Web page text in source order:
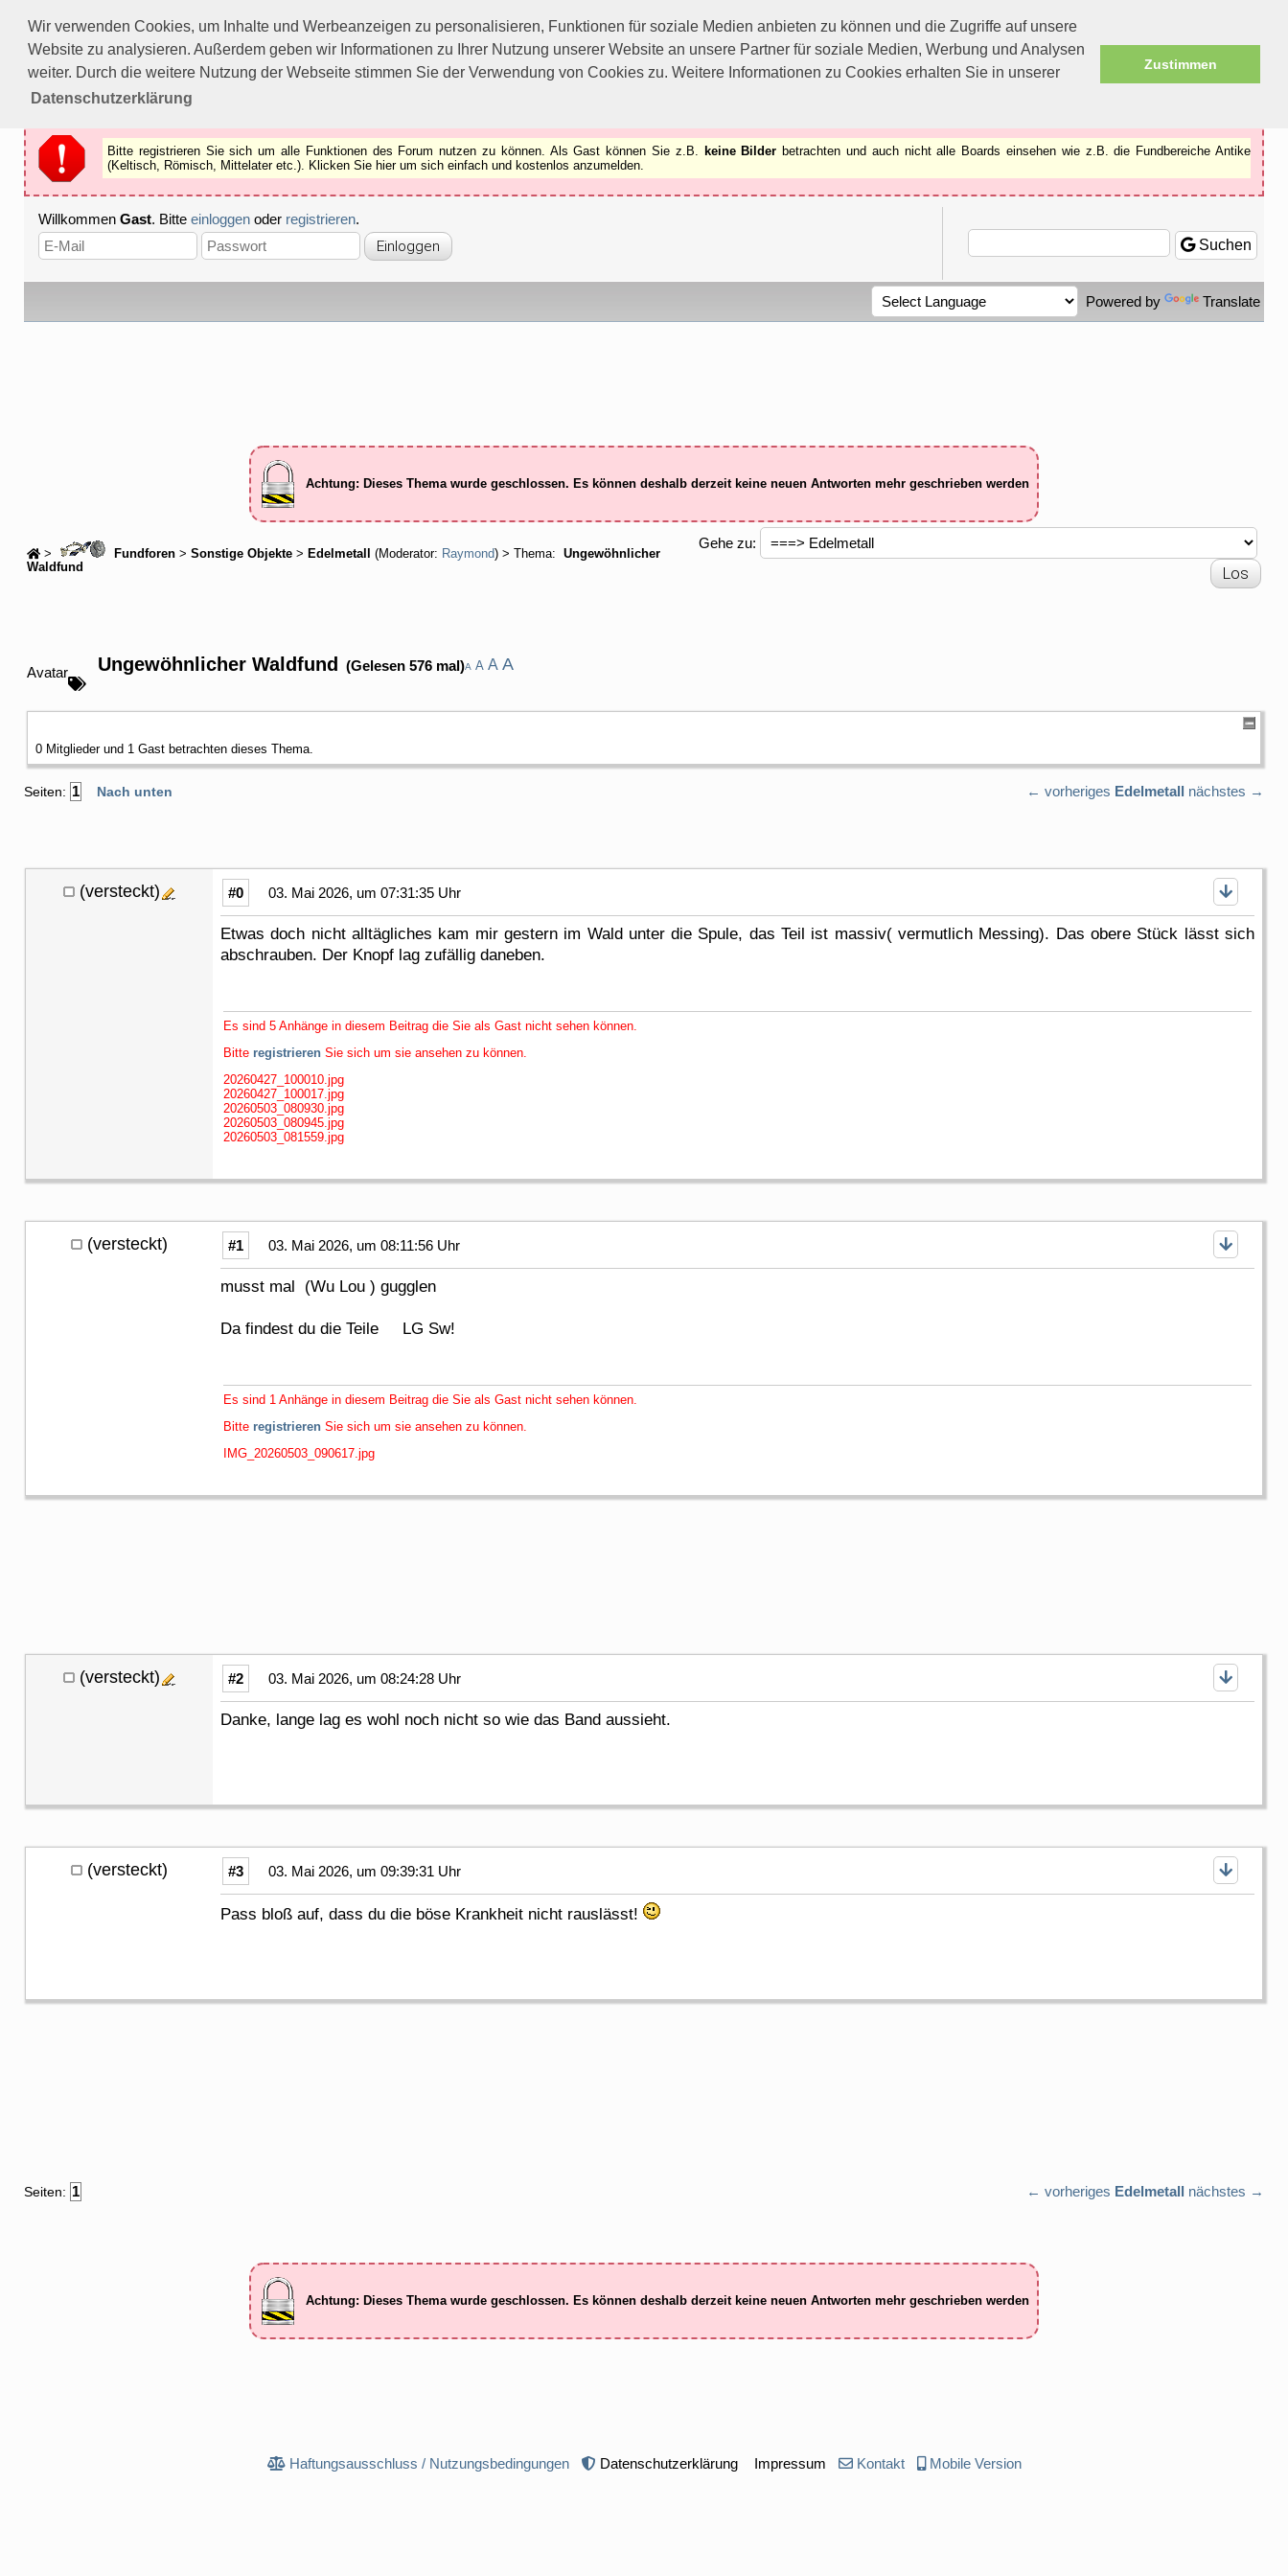
Wir verwenden Cookies, um Inhalte und Werbeanzeigen zu personalisieren, Funktionen für soziale Medien anbieten zu können und die Zugriffe auf unsere
Website zu analysieren. Außerdem geben wir Informationen zu Ihrer Nutzung unserer Website an unsere Partner für soziale Medien, Werbung und Analysen
weiter. Durch die weitere Nutzung der Webseite stimmen Sie der Verwendung von Cookies zu. Weitere Informationen zu Cookies erhalten Sie in unserer
Datenschutzerklärung
Zustimmen
Bitte registrieren Sie sich um alle Funktionen des Forums nutzen zu können.
Als Gast können Sie z.B.keine Bilderbetrachten.
Registrieren
Schliessen
Bitte registrieren Sie sich um alle Funktionen des Forum nutzen zu können. Als Gast können Sie z.B. keine Bilder betrachten und auch nicht alle Boards einsehen wie z.B. die Fundbereiche Antike
(Keltisch, Römisch, Mittelater etc.). Klicken Sie hier um sich einfach und kostenlos anzumelden.
Willkommen Gast. Bitte einloggen oder registrieren.
Suchen
Powered by Translate
Achtung: Dieses Thema wurde geschlossen. Es können deshalb derzeit keine neuen Antworten mehr geschrieben werden
> Fundforen > Sonstige Objekte > Edelmetall (Moderator: Raymond) > Thema:
Ungewöhnlicher
Waldfund
Gehe zu:
Avatar Ungewöhnlicher Waldfund (Gelesen 576 mal)A A A A
0 Mitglieder und 1 Gast betrachten dieses Thema.
Seiten: 1 Nach unten ← vorheriges Edelmetall nächstes →
(versteckt) #0 03. Mai 2026, um 07:31:35 Uhr
Etwas doch nicht alltägliches kam mir gestern im Wald unter die Spule, das Teil ist massiv( vermutlich Messing). Das obere Stück lässt sich
abschrauben. Der Knopf lag zufällig daneben.
Es sind 5 Anhänge in diesem Beitrag die Sie als Gast nicht sehen können.
Bitte registrieren Sie sich um sie ansehen zu können.
20260427_100010.jpg
20260427_100017.jpg
20260503_080930.jpg
20260503_080945.jpg
20260503_081559.jpg
(versteckt) #1 03. Mai 2026, um 08:11:56 Uhr
musst mal (Wu Lou ) gugglen
Da findest du die Teile LG Sw!
Es sind 1 Anhänge in diesem Beitrag die Sie als Gast nicht sehen können.
Bitte registrieren Sie sich um sie ansehen zu können.
IMG_20260503_090617.jpg
(versteckt) #2 03. Mai 2026, um 08:24:28 Uhr
Danke, lange lag es wohl noch nicht so wie das Band aussieht.
(versteckt) #3 03. Mai 2026, um 09:39:31 Uhr
Pass bloß auf, dass du die böse Krankheit nicht rauslässt!
Seiten: 1 ← vorheriges Edelmetall nächstes →
Achtung: Dieses Thema wurde geschlossen. Es können deshalb derzeit keine neuen Antworten mehr geschrieben werden
Haftungsausschluss / Nutzungsbedingungen Datenschutzerklärung Impressum Kontakt Mobile Version